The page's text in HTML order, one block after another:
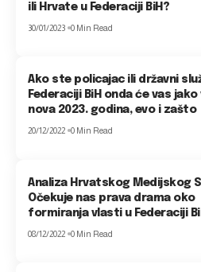
ili Hrvate u Federaciji BiH?
30/01/2023 0 Min Read
Ako ste policajac ili državni
Federaciji BiH onda će vas
nova 2023. godina, evo i zašto
20/12/2022 0 Min Read
Analiza Hrvatskog Medijskog
Očekuje nas prava drama oko
formiranja vlasti u Federaciji
08/12/2022 0 Min Read